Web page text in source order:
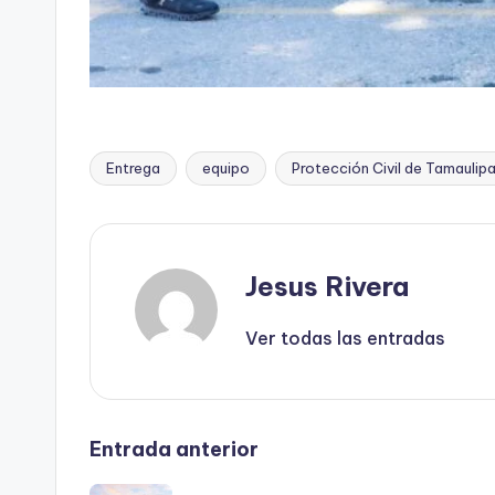
Etiquetas:
Entrega equipo Protección Civil de
Jesus Rivera
Ver todas las entradas
Navegación
Entrada anterior